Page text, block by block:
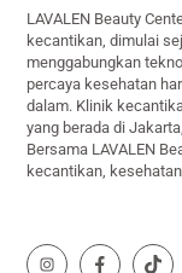
LAVALEN Beauty
kecantikan, dimulai
menggabungkan
percaya kesehatan
dalam. Klinik
yang berada di
Bersama LAVALEN
kecantikan,